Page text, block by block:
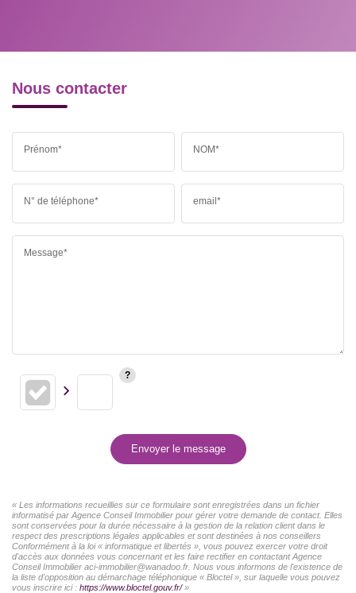
Nous contacter
Prénom* NOM*
N° de téléphone* email*
Message*
Envoyer le message
« Les informations recueillies sur ce formulaire sont enregistrées dans un fichier
informatisé par Agence Conseil Immobilier pour gérer votre demande de contact. Elles
sont conservées pour la durée nécessaire à la gestion de la relation client dans le
respect des prescriptions légales applicables et sont destinées à nos conseillers
Conformément à la loi « informatique et libertés », vous pouvez exercer votre droit
d'accès aux données vous concernant et les faire rectifier en contactant Agence
Conseil Immobilier aci-immobilier@wanadoo.fr. Nous vous informons de l'existence de
la liste d'opposition au démarchage téléphonique « Bloctel », sur laquelle vous pouvez
vous inscrire ici : https://www.bloctel.gouv.fr/»